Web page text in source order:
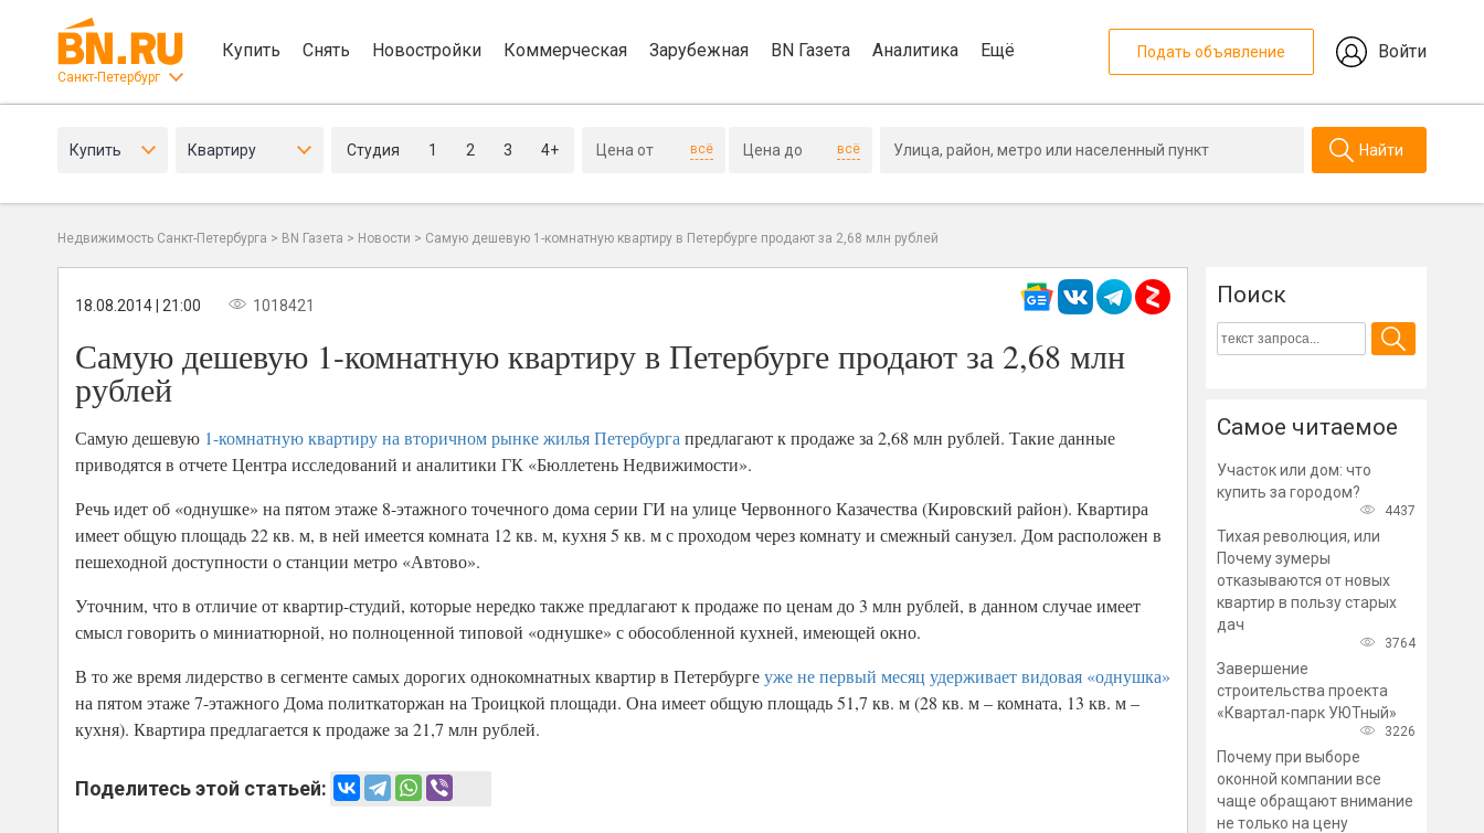
Санкт-Петербург
Купить Снять Новостройки Коммерческая Зарубежная BN Газета Аналитика Ещё Подать объявление Войти
Купить Квартиру Студия 1 2 3 4+ всё всё Найти
Недвижимость Санкт-Петербурга > BN Газета > Новости > Самую дешевую 1-комнатную квартиру в Петербурге продают за 2,68 млн рублей
18.08.2014 | 21:00 1018421
Самую дешевую 1-комнатную квартиру в Петербурге продают за 2,68 млн
рублей
Самую дешевую 1-комнатную квартиру на вторичном рынке жилья Петербурга предлагают к продаже за 2,68 млн рублей. Такие данные
приводятся в отчете Центра исследований и аналитики ГК «Бюллетень Недвижимости».
Речь идет об «однушке» на пятом этаже 8-этажного точечного дома серии ГИ на улице Червонного Казачества (Кировский район). Квартира
имеет общую площадь 22 кв. м, в ней имеется комната 12 кв. м, кухня 5 кв. м с проходом через комнату и смежный санузел. Дом расположен в
пешеходной доступности о станции метро «Автово».
Уточним, что в отличие от квартир-студий, которые нередко также предлагают к продаже по ценам до 3 млн рублей, в данном случае имеет
смысл говорить о миниатюрной, но полноценной типовой «однушке» с обособленной кухней, имеющей окно.
В то же время лидерство в сегменте самых дорогих однокомнатных квартир в Петербургеуже не первый месяц удерживает видовая «однушка»
на пятом этаже 7-этажного Дома политкаторжан на Троицкой площади. Она имеет общую площадь 51,7 кв. м (28 кв. м – комната, 13 кв. м –
кухня). Квартира предлагается к продаже за 21,7 млн рублей.
Поделитесь этой статьей:
Поиск
Самое читаемое
Участок или дом: что
купить за городом?
4437
Тихая революция, или
Почему зумеры
отказываются от новых
квартир в пользу старых
дач
3764
Завершение
строительства проекта
«Квартал-парк УЮТный»
3226
Почему при выборе
оконной компании все
чаще обращают внимание
не только на цену